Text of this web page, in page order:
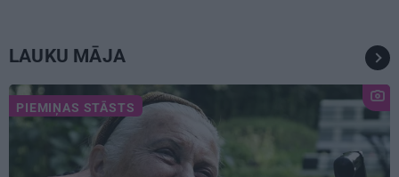
LAUKU MĀJA
PIEMIŅAS STĀSTS